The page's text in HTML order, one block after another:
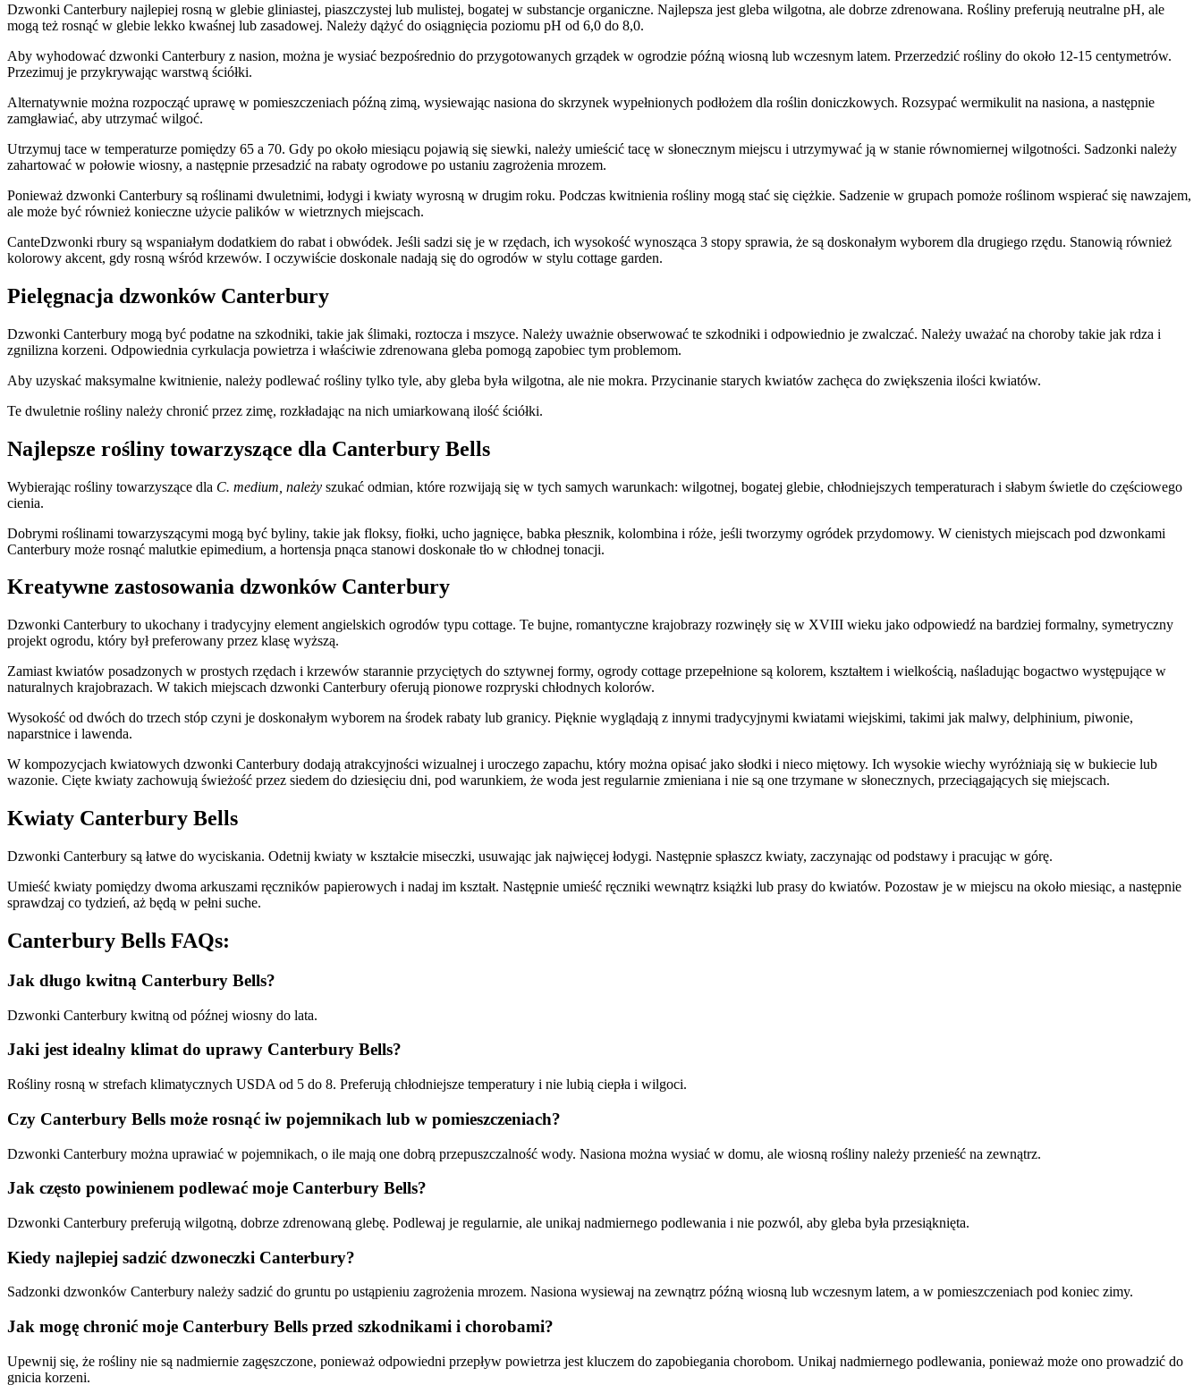
Dzwonki Canterbury najlepiej rosną w glebie gliniastej, piaszczystej lub mulistej, bogatej w substancje organiczne. Najlepsza jest gleba wilgotna, ale dobrze zdrenowana. Rośliny preferują neutralne pH, ale
mogą też rosnąć w glebie lekko kwaśnej lub zasadowej. Należy dążyć do osiągnięcia poziomu pH od 6,0 do 8,0.
Aby wyhodować dzwonki Canterbury z nasion, można je wysiać bezpośrednio do przygotowanych grządek w ogrodzie późną wiosną lub wczesnym latem. Przerzedzić rośliny do około 12-15 centymetrów.
Przezimuj je przykrywając warstwą ściółki.
Alternatywnie można rozpocząć uprawę w pomieszczeniach późną zimą, wysiewając nasiona do skrzynek wypełnionych podłożem dla roślin doniczkowych. Rozsypać wermikulit na nasiona, a następnie
zamgławiać, aby utrzymać wilgoć.
Utrzymuj tace w temperaturze pomiędzy 65 a 70. Gdy po około miesiącu pojawią się siewki, należy umieścić tacę w słonecznym miejscu i utrzymywać ją w stanie równomiernej wilgotności. Sadzonki należy
zahartować w połowie wiosny, a następnie przesadzić na rabaty ogrodowe po ustaniu zagrożenia mrozem.
Ponieważ dzwonki Canterbury są roślinami dwuletnimi, łodygi i kwiaty wyrosną w drugim roku. Podczas kwitnienia rośliny mogą stać się ciężkie. Sadzenie w grupach pomoże roślinom wspierać się nawzajem,
ale może być również konieczne użycie palików w wietrznych miejscach.
CanteDzwonki rbury są wspaniałym dodatkiem do rabat i obwódek. Jeśli sadzi się je w rzędach, ich wysokość wynosząca 3 stopy sprawia, że są doskonałym wyborem dla drugiego rzędu. Stanowią również
kolorowy akcent, gdy rosną wśród krzewów. I oczywiście doskonale nadają się do ogrodów w stylu cottage garden.
Pielęgnacja dzwonków Canterbury
Dzwonki Canterbury mogą być podatne na szkodniki, takie jak ślimaki, roztocza i mszyce. Należy uważnie obserwować te szkodniki i odpowiednio je zwalczać. Należy uważać na choroby takie jak rdza i
zgnilizna korzeni. Odpowiednia cyrkulacja powietrza i właściwie zdrenowana gleba pomogą zapobiec tym problemom.
Aby uzyskać maksymalne kwitnienie, należy podlewać rośliny tylko tyle, aby gleba była wilgotna, ale nie mokra. Przycinanie starych kwiatów zachęca do zwiększenia ilości kwiatów.
Te dwuletnie rośliny należy chronić przez zimę, rozkładając na nich umiarkowaną ilość ściółki.
Najlepsze rośliny towarzyszące dla Canterbury Bells
Wybierając rośliny towarzyszące dla C. medium, należy szukać odmian, które rozwijają się w tych samych warunkach: wilgotnej, bogatej glebie, chłodniejszych temperaturach i słabym świetle do częściowego
cienia.
Dobrymi roślinami towarzyszącymi mogą być byliny, takie jak floksy, fiołki, ucho jagnięce, babka płesznik, kolombina i róże, jeśli tworzymy ogródek przydomowy. W cienistych miejscach pod dzwonkami
Canterbury może rosnąć malutkie epimedium, a hortensja pnąca stanowi doskonałe tło w chłodnej tonacji.
Kreatywne zastosowania dzwonków Canterbury
Dzwonki Canterbury to ukochany i tradycyjny element angielskich ogrodów typu cottage. Te bujne, romantyczne krajobrazy rozwinęły się w XVIII wieku jako odpowiedź na bardziej formalny, symetryczny
projekt ogrodu, który był preferowany przez klasę wyższą.
Zamiast kwiatów posadzonych w prostych rzędach i krzewów starannie przyciętych do sztywnej formy, ogrody cottage przepełnione są kolorem, kształtem i wielkością, naśladując bogactwo występujące w
naturalnych krajobrazach. W takich miejscach dzwonki Canterbury oferują pionowe rozpryski chłodnych kolorów.
Wysokość od dwóch do trzech stóp czyni je doskonałym wyborem na środek rabaty lub granicy. Pięknie wyglądają z innymi tradycyjnymi kwiatami wiejskimi, takimi jak malwy, delphinium, piwonie,
naparstnice i lawenda.
W kompozycjach kwiatowych dzwonki Canterbury dodają atrakcyjności wizualnej i uroczego zapachu, który można opisać jako słodki i nieco miętowy. Ich wysokie wiechy wyróżniają się w bukiecie lub
wazonie. Cięte kwiaty zachowują świeżość przez siedem do dziesięciu dni, pod warunkiem, że woda jest regularnie zmieniana i nie są one trzymane w słonecznych, przeciągających się miejscach.
Kwiaty Canterbury Bells
Dzwonki Canterbury są łatwe do wyciskania. Odetnij kwiaty w kształcie miseczki, usuwając jak najwięcej łodygi. Następnie spłaszcz kwiaty, zaczynając od podstawy i pracując w górę.
Umieść kwiaty pomiędzy dwoma arkuszami ręczników papierowych i nadaj im kształt. Następnie umieść ręczniki wewnątrz książki lub prasy do kwiatów. Pozostaw je w miejscu na około miesiąc, a następnie
sprawdzaj co tydzień, aż będą w pełni suche.
Canterbury Bells FAQs:
Jak długo kwitną Canterbury Bells?
Dzwonki Canterbury kwitną od późnej wiosny do lata.
Jaki jest idealny klimat do uprawy Canterbury Bells?
Rośliny rosną w strefach klimatycznych USDA od 5 do 8. Preferują chłodniejsze temperatury i nie lubią ciepła i wilgoci.
Czy Canterbury Bells może rosnąć iw pojemnikach lub w pomieszczeniach?
Dzwonki Canterbury można uprawiać w pojemnikach, o ile mają one dobrą przepuszczalność wody. Nasiona można wysiać w domu, ale wiosną rośliny należy przenieść na zewnątrz.
Jak często powinienem podlewać moje Canterbury Bells?
Dzwonki Canterbury preferują wilgotną, dobrze zdrenowaną glebę. Podlewaj je regularnie, ale unikaj nadmiernego podlewania i nie pozwól, aby gleba była przesiąknięta.
Kiedy najlepiej sadzić dzwoneczki Canterbury?
Sadzonki dzwonków Canterbury należy sadzić do gruntu po ustąpieniu zagrożenia mrozem. Nasiona wysiewaj na zewnątrz późną wiosną lub wczesnym latem, a w pomieszczeniach pod koniec zimy.
Jak mogę chronić moje Canterbury Bells przed szkodnikami i chorobami?
Upewnij się, że rośliny nie są nadmiernie zagęszczone, ponieważ odpowiedni przepływ powietrza jest kluczem do zapobiegania chorobom. Unikaj nadmiernego podlewania, ponieważ może ono prowadzić do
gnicia korzeni.